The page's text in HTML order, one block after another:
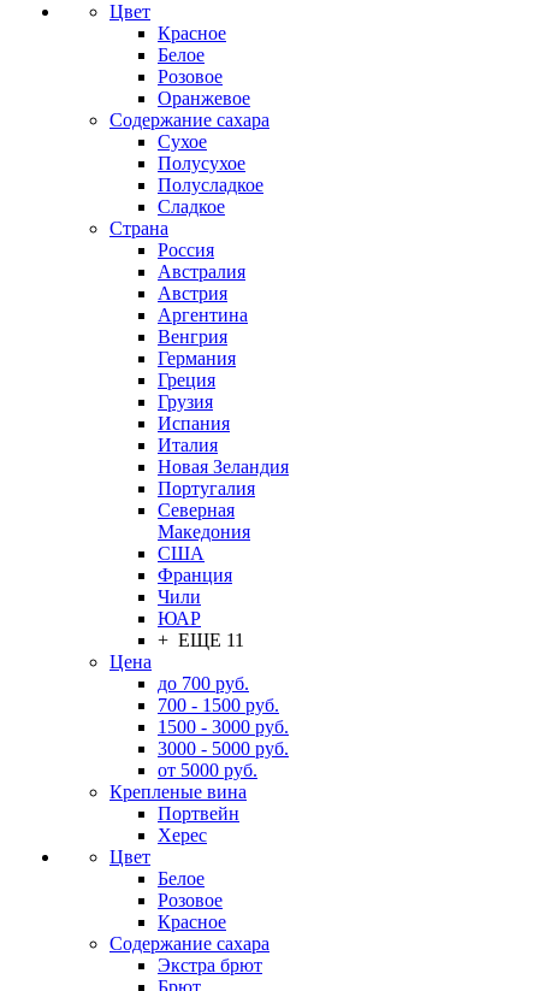
Цвет
Красное
Белое
Розовое
Оранжевое
Содержание сахара
Сухое
Полусухое
Полусладкое
Сладкое
Страна
Россия
Австралия
Австрия
Аргентина
Венгрия
Германия
Греция
Грузия
Испания
Италия
Новая Зеландия
Португалия
Северная
Македония
США
Франция
Чили
ЮАР
+ ЕЩЕ 11
Цена
до 700 руб.
700 - 1500 руб.
1500 - 3000 руб.
3000 - 5000 руб.
от 5000 руб.
Крепленые вина
Портвейн
Херес
Цвет
Белое
Розовое
Красное
Содержание сахара
Экстра брют
Брют